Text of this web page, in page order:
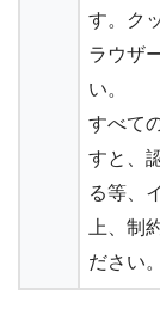
す。ク
ラウザ
い。
すべて
すと、
る等、
上、制
ださい。